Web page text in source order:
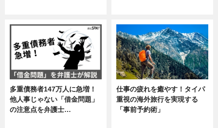
多重債務者147万人に急増！
他人事じゃない「借金問題」
の注意点を弁護士…
仕事の疲れを癒やす！タイパ
重視の海外旅行を実現する
「事前予約術」